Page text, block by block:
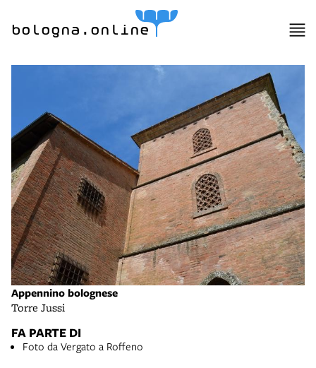
bologna.online
Appennino bolognese
Torre Jussi
FA PARTE DI
Foto da Vergato a Roffeno